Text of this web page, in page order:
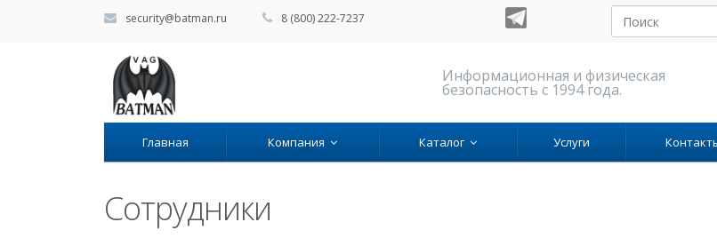
security@batman.ru 8 (800) 222-7237
Информационная и физическая
безопасность с 1994 года.
Главная Компания Каталог Услуги
Сотрудники